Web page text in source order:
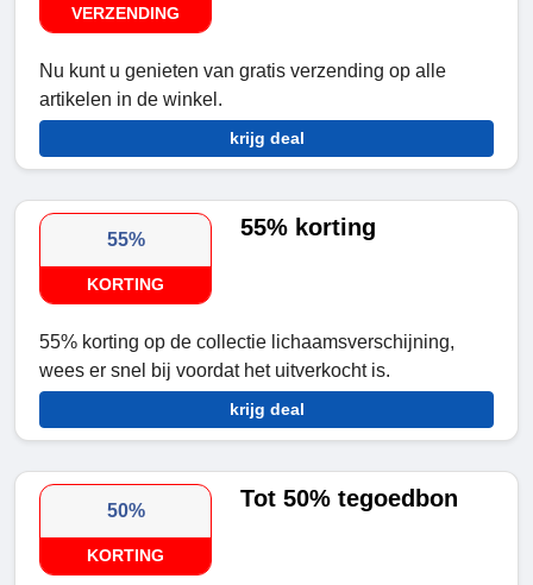
VERZENDING
Nu kunt u genieten van gratis verzending op alle
artikelen in de winkel.
krijg deal
55%
KORTING
55% korting
55% korting op de collectie lichaamsverschijning,
wees er snel bij voordat het uitverkocht is.
krijg deal
50%
KORTING
Tot 50% tegoedbon